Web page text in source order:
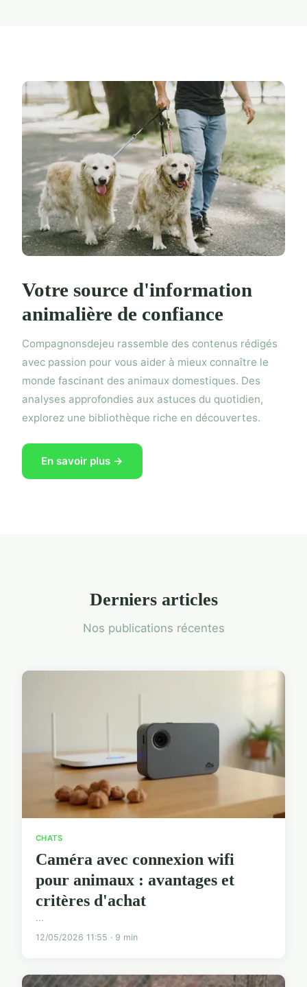
Votre source d'information
animalière de confiance
Compagnonsdejeu rassemble des contenus rédigés
avec passion pour vous aider à mieux connaître le
monde fascinant des animaux domestiques. Des
analyses approfondies aux astuces du quotidien,
explorez une bibliothèque riche en découvertes.
En savoir plus →
Derniers articles
Nos publications récentes
CHATS
Caméra avec connexion wifi
pour animaux : avantages et
critères d'achat
...
12/05/2026 11:55 · 9 min